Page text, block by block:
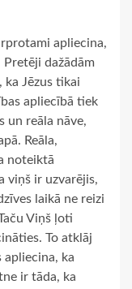
apliecina,
Pretēji dažādām
ka Jēzus tikai
apliecībā tiek
un reāla nāve,
Reāla,
noteiktā
viņš ir uzvarējis,
laikā ne reizi
Viņš ļoti
To atklāj
ka
ir tāda, ka